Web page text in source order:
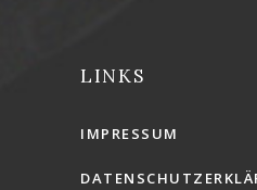
LINKS
IMPRESSUM